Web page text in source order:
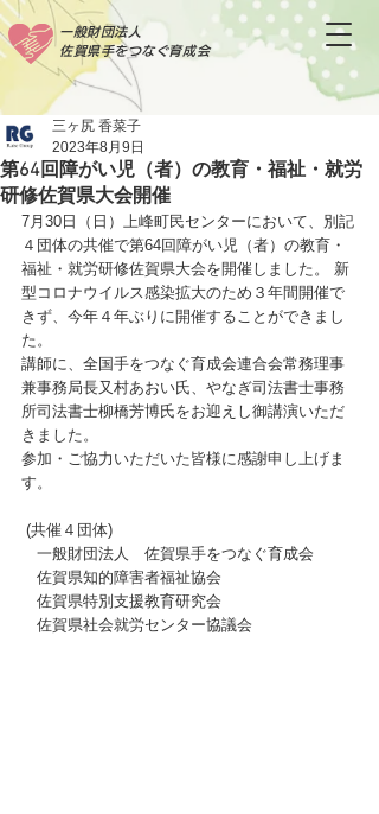
一般財団法人
佐賀県手をつなぐ育成会
第64回障がい児（者）の教育・福祉・就労
研修佐賀県大会開催
三ヶ尻 香菜子
2023年8月9日
7月30日（日）上峰町民センターにおいて、別記
４団体の共催で第64回障がい児（者）の教育・
福祉・就労研修佐賀県大会を開催しました。 新
型コロナウイルス感染拡大のため３年間開催で
きず、今年４年ぶりに開催することができまし
た。
講師に、全国手をつなぐ育成会連合会常務理事
兼事務局長又村あおい氏、やなぎ司法書士事務
所司法書士柳橋芳博氏をお迎えし御講演いただ
きました。
参加・ご協力いただいた皆様に感謝申し上げま
す。
(共催４団体)
一般財団法人　佐賀県手をつなぐ育成会
佐賀県知的障害者福祉協会
佐賀県特別支援教育研究会
佐賀県社会就労センター協議会